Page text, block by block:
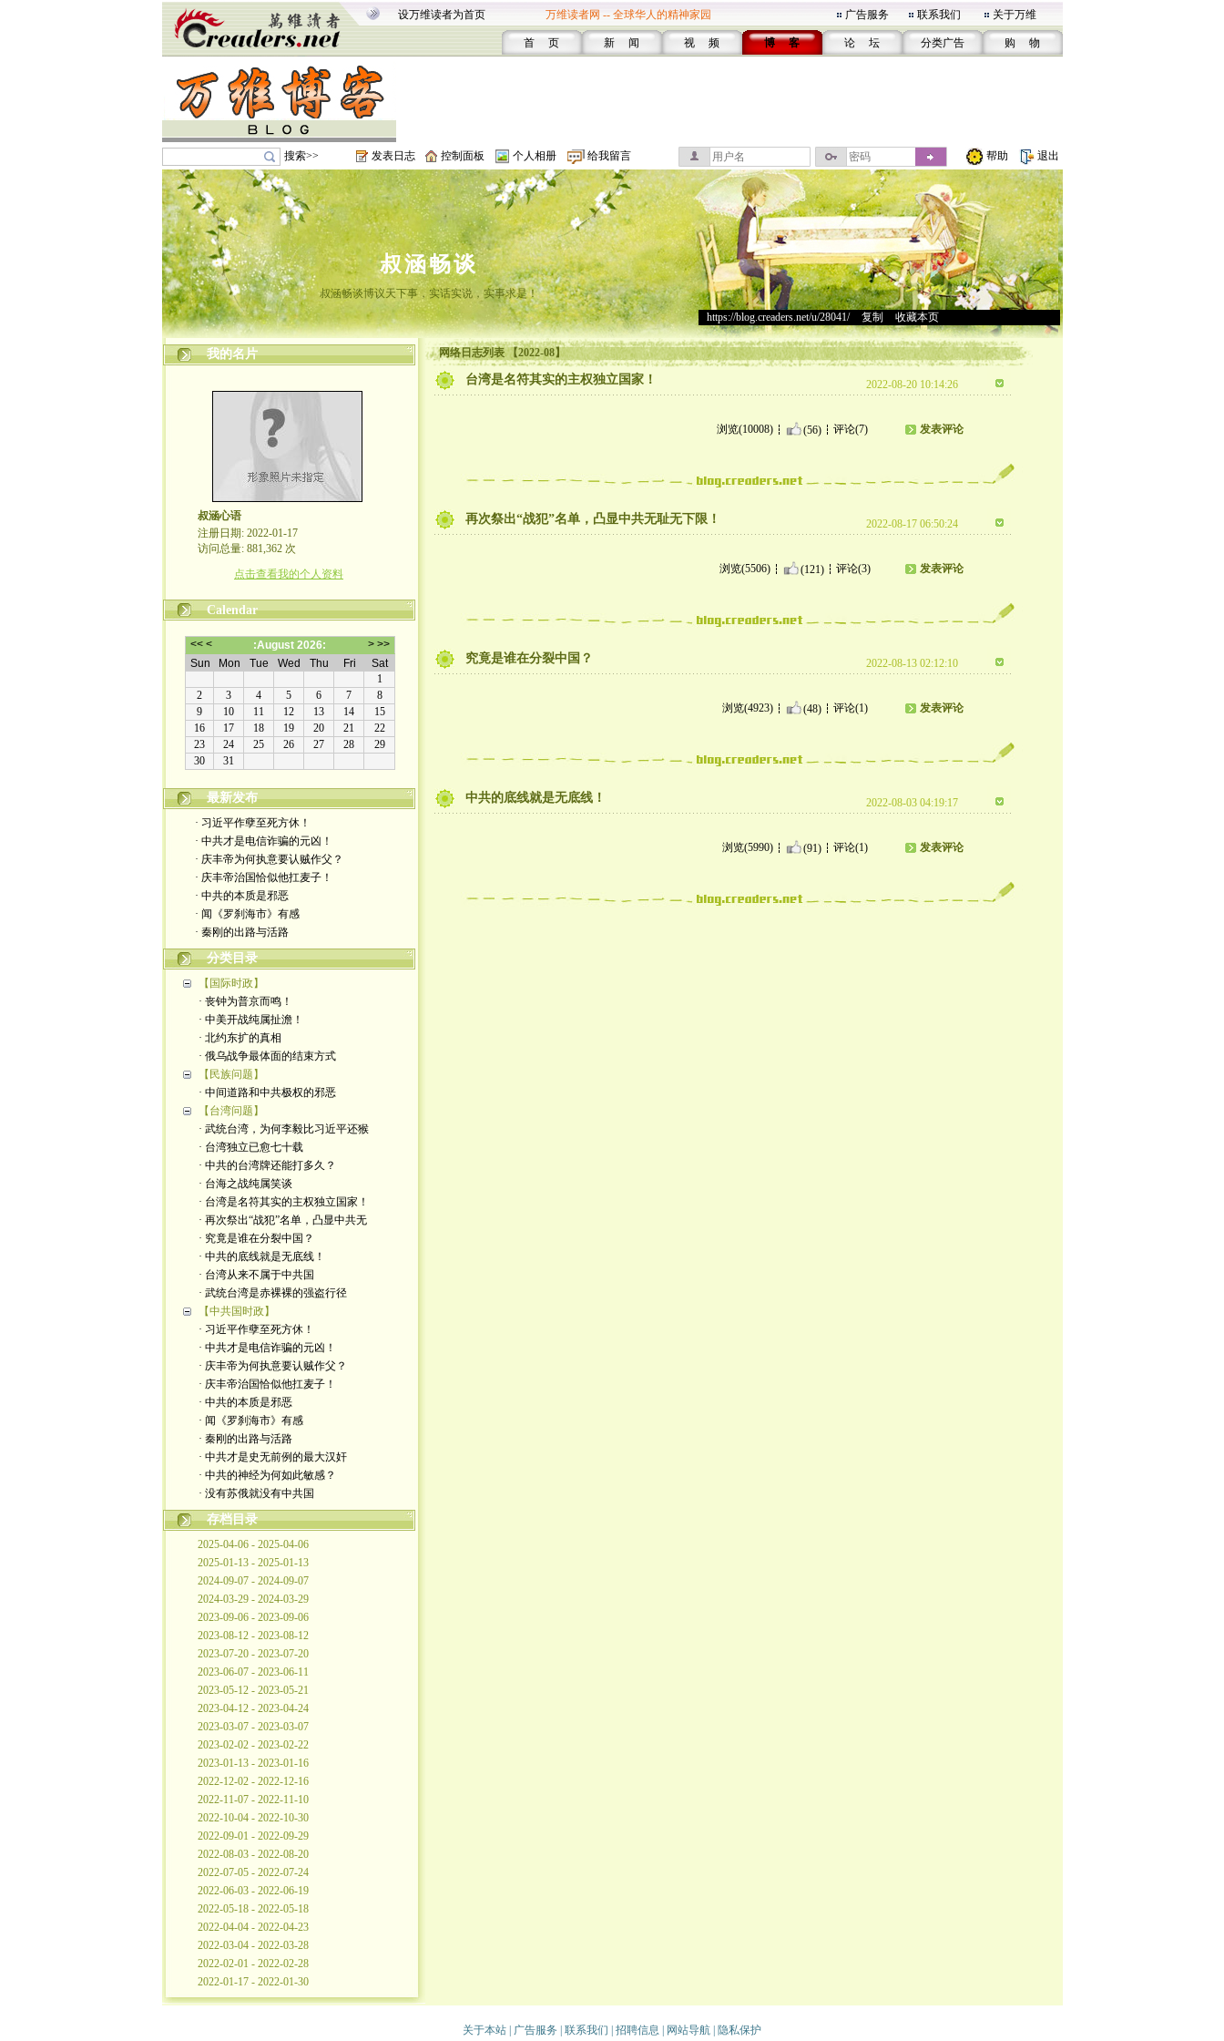
设万维读者为首页 万维读者网 -- 全球华人的精神家园 广告服务 联系我们 关于万维
首 页 新 闻 视 频 博 客 论 坛 分类广告 购 物
搜索>> 发表日志 控制面板 个人相册 给我留言 帮助 退出
叔涵畅谈
叔涵畅谈博议天下事，实话实说，实事求是！
https://blog.creaders.net/u/28041/> 复制 收藏本页
我的名片
叔涵心语
注册日期: 2022-01-17
访问总量: 881,362 次
点击查看我的个人资料
Calendar
最新发布
· 习近平作孽至死方休！
· 中共才是电信诈骗的元凶！
· 庆丰帝为何执意要认贼作父？
· 庆丰帝治国恰似他扛麦子！
· 中共的本质是邪恶
· 闻《罗刹海市》有感
· 秦刚的出路与活路
分类目录
【国际时政】
· 丧钟为普京而鸣！
· 中美开战纯属扯澹！
· 北约东扩的真相
· 俄乌战争最体面的结束方式
【民族问题】
· 中间道路和中共极权的邪恶
【台湾问题】
· 武统台湾，为何李毅比习近平还猴
· 台湾独立已愈七十载
· 中共的台湾牌还能打多久？
· 台海之战纯属笑谈
· 台湾是名符其实的主权独立国家！
· 再次祭出“战犯”名单，凸显中共无
· 究竟是谁在分裂中国？
· 中共的底线就是无底线！
· 台湾从来不属于中共国
· 武统台湾是赤裸裸的强盗行径
【中共国时政】
· 习近平作孽至死方休！
· 中共才是电信诈骗的元凶！
· 庆丰帝为何执意要认贼作父？
· 庆丰帝治国恰似他扛麦子！
· 中共的本质是邪恶
· 闻《罗刹海市》有感
· 秦刚的出路与活路
· 中共才是史无前例的最大汉奸
· 中共的神经为何如此敏感？
· 没有苏俄就没有中共国
存档目录
2025-04-06 - 2025-04-06
2025-01-13 - 2025-01-13
2024-09-07 - 2024-09-07
2024-03-29 - 2024-03-29
2023-09-06 - 2023-09-06
2023-08-12 - 2023-08-12
2023-07-20 - 2023-07-20
2023-06-07 - 2023-06-11
2023-05-12 - 2023-05-21
2023-04-12 - 2023-04-24
2023-03-07 - 2023-03-07
2023-02-02 - 2023-02-22
2023-01-13 - 2023-01-16
2022-12-02 - 2022-12-16
2022-11-07 - 2022-11-10
2022-10-04 - 2022-10-30
2022-09-01 - 2022-09-29
2022-08-03 - 2022-08-20
2022-07-05 - 2022-07-24
2022-06-03 - 2022-06-19
2022-05-18 - 2022-05-18
2022-04-04 - 2022-04-23
2022-03-04 - 2022-03-28
2022-02-01 - 2022-02-28
2022-01-17 - 2022-01-30
网络日志列表 【2022-08】
台湾是名符其实的主权独立国家！ 2022-08-20 10:14:26
浏览(10008) (56) 评论(7) 发表评论
再次祭出“战犯”名单，凸显中共无耻无下限！ 2022-08-17 06:50:24
浏览(5506) (121) 评论(3) 发表评论
究竟是谁在分裂中国？ 2022-08-13 02:12:10
浏览(4923) (48) 评论(1) 发表评论
中共的底线就是无底线！ 2022-08-03 04:19:17
浏览(5990) (91) 评论(1) 发表评论
关于本站 广告服务 联系我们 招聘信息 网站导航 隐私保护